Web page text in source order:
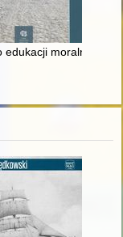
edukacji moralnej